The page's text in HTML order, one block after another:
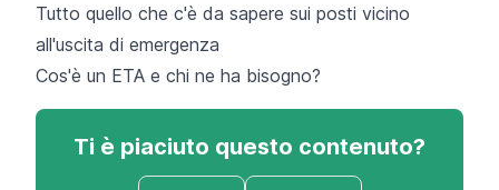
Tutto quello che c'è da sapere sui posti vicino
all'uscita di emergenza
Cos'è un ETA e chi ne ha bisogno?
Ti è piaciuto questo contenuto?